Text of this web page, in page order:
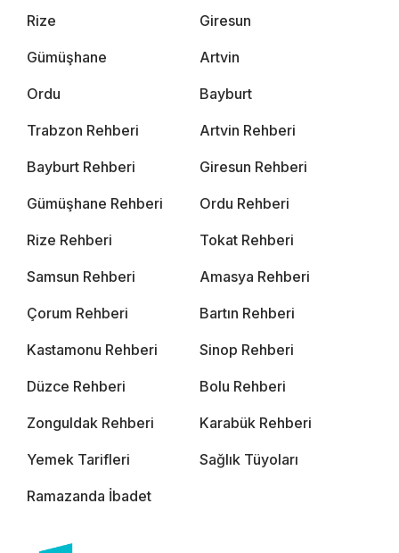
Rize Giresun
Gümüşhane Artvin
Ordu Bayburt
Trabzon Rehberi Artvin Rehberi
Bayburt Rehberi Giresun Rehberi
Gümüşhane Rehberi Ordu Rehberi
Rize Rehberi Tokat Rehberi
Samsun Rehberi Amasya Rehberi
Çorum Rehberi Bartın Rehberi
Kastamonu Rehberi Sinop Rehberi
Düzce Rehberi Bolu Rehberi
Zonguldak Rehberi Karabük Rehberi
Yemek Tarifleri Sağlık Tüyoları
Ramazanda İbadet